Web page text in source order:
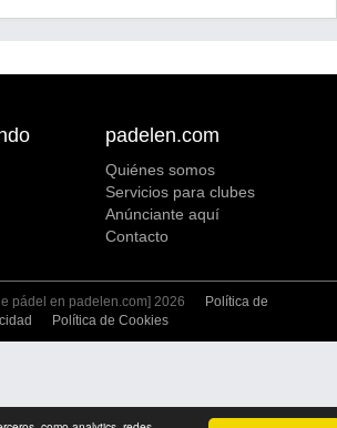
padelen.com
Quiénes somos
Servicios para clubes
Anúnciante aquí
Contacto
pádel en padelen.com] 2026
Política de
Política de Cookies